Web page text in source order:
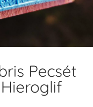
Pecsét